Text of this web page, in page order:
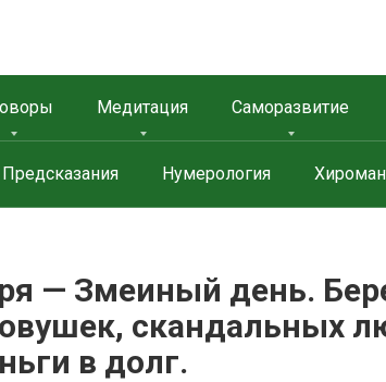
Медитация Саморазвитие
Предсказания Нумерология
— Змеиный день.
скандальных
в долг.